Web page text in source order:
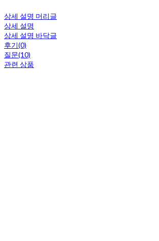
상세 설명 머리글
상세 설명
상세 설명 바닥글
후기(0)
질문(10)
관련 상품